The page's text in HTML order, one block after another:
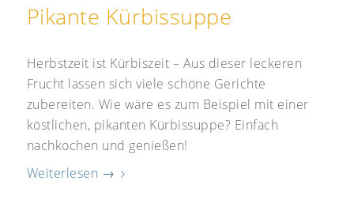
Pikante Kürbissuppe
Herbstzeit ist Kürbiszeit – Aus dieser leckeren
Frucht lassen sich viele schöne Gerichte
zubereiten. Wie wäre es zum Beispiel mit einer
köstlichen, pikanten Kürbissuppe? Einfach
nachkochen und genießen!
Weiterlesen →